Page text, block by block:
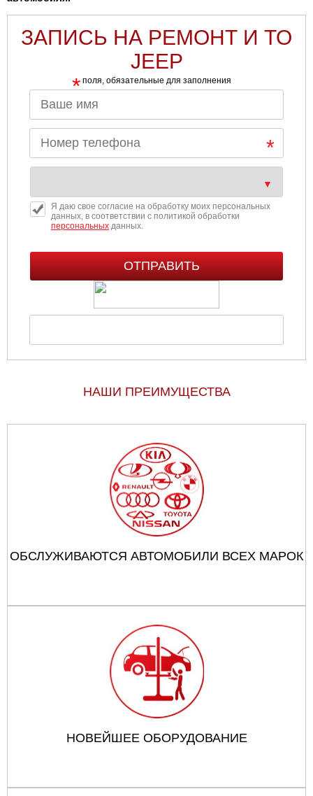
ЗАПИСЬ НА РЕМОНТ И ТО
JEEP
* поля, обязательные для заполнения
Я даю свое согласие на обработку моих персональных
данных, в соответствии с политикой обработки
персональныхданных.
НАШИ ПРЕИМУЩЕСТВА
ОБСЛУЖИВАЮТСЯ АВТОМОБИЛИ ВСЕХ МАРОК
НОВЕЙШЕЕ ОБОРУДОВАНИЕ